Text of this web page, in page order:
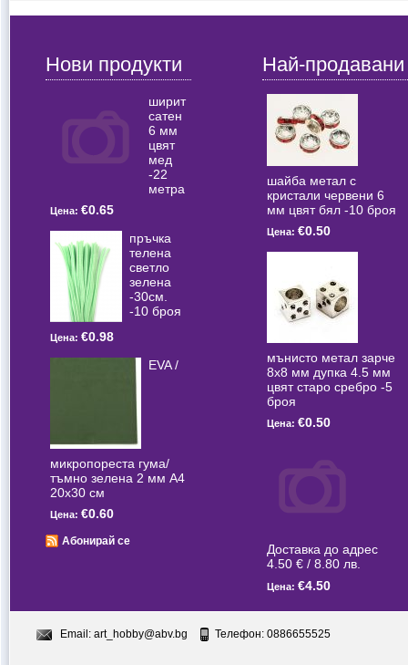
Нови продукти
ширит
сатен
6 мм
цвят
мед
-22
метра
Цена: €0.65
пръчка
телена
светлo
зелена
-30см.
-10 броя
Цена: €0.98
EVA /
микропореста гума/
тъмно зелена 2 мм А4
20x30 см
Цена: €0.60
Абонирай се
Най-продавани
шайба метал с
кристали червени 6
мм цвят бял -10 броя
Цена: €0.50
мънисто метал зарче
8x8 мм дупка 4.5 мм
цвят старо сребро -5
броя
Цена: €0.50
Доставка до адрес
4.50 € / 8.80 лв.
Цена: €4.50
Email: art_hobby@abv.bg Телефон: 0886655525